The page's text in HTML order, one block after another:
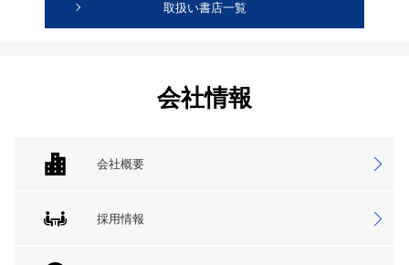
取扱い書店一覧
会社情報
会社概要
採用情報